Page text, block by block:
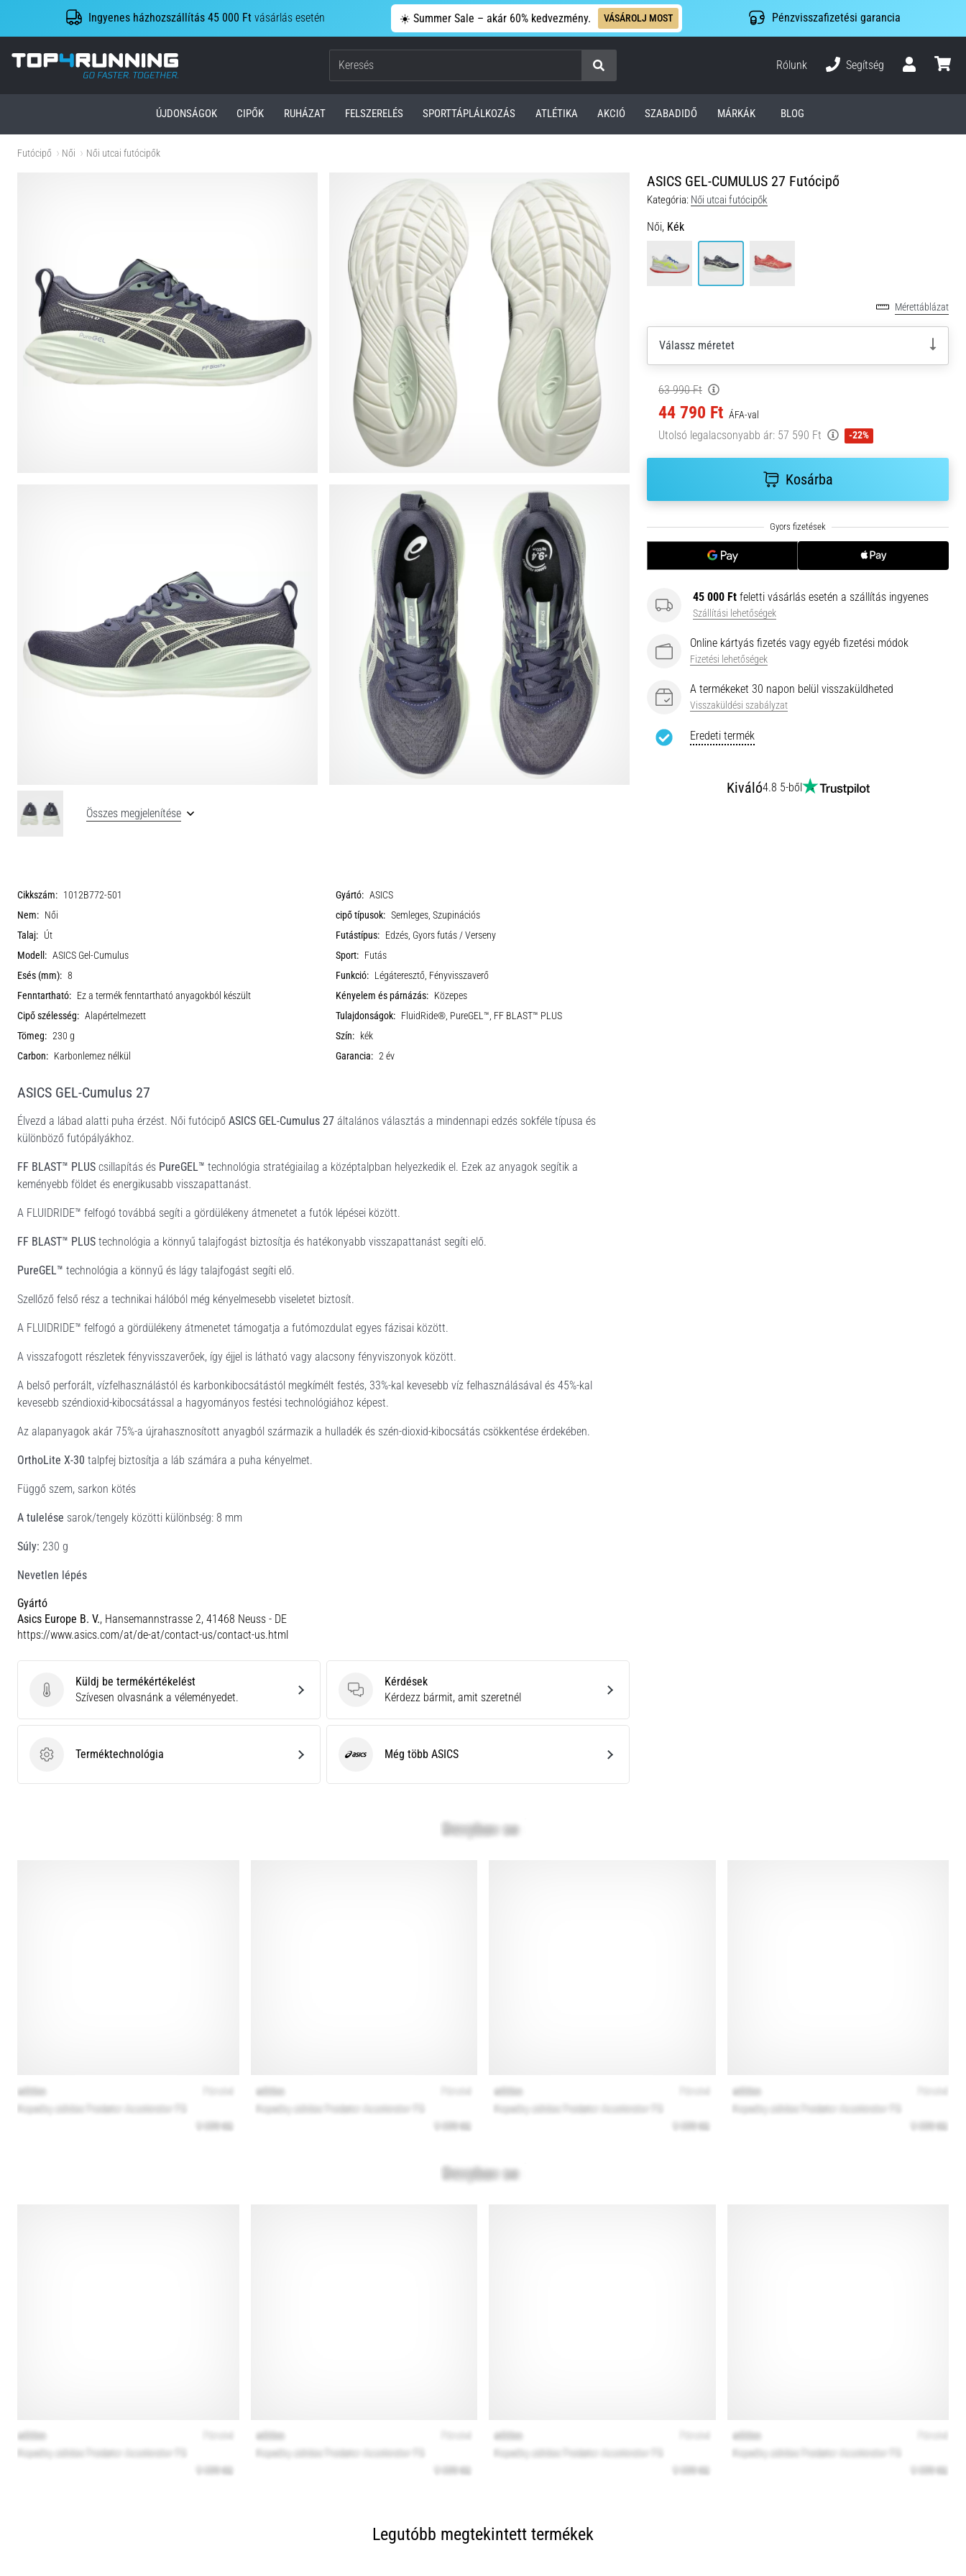
Ingyenes házhozszállítás 45 000 Ft vásárlás esetén ☀️ Summer Sale – akár 60% kedvezmény. VÁSÁROLJ MOST Pénzvisszafizetési garancia
Top4Running.hu
Keresés
Rólunk
Segítség
ÚJDONSÁGOK CIPŐK RUHÁZAT FELSZERELÉS SPORTTÁPLÁLKOZÁS ATLÉTIKA AKCIÓ SZABADIDŐ MÁRKÁK BLOG
Futócipő Női Női utcai futócipők
ASICS GEL-CUMULUS 27 Futócipő
Kategória: Női utcai futócipők
Női, Kék
Mérettáblázat
Válassz méretet
63 990 Ft
44 790 Ft ÁFA-val
Utolsó legalacsonyabb ár: 57 590 Ft -22%
Kosárba
45 000 Ft feletti vásárlás esetén a szállítás ingyenes
Szállítási lehetőségek
Online kártyás fizetés vagy egyéb fizetési módok
Fizetési lehetőségek
A termékeket 30 napon belül visszaküldheted
Visszaküldési szabályzat
Eredeti termék
Kiváló4.8 5-ből
Összes megjelenítése
Cikkszám: 1012B772-501 Gyártó: ASICS
Nem: Női cipő típusok: Semleges, Szupinációs
Talaj: Út Futástípus: Edzés, Gyors futás / Verseny
Modell: ASICS Gel-Cumulus Sport: Futás
Esés (mm): 8 Funkció: Légáteresztő, Fényvisszaverő
Fenntartható: Ez a termék fenntartható anyagokból készült Kényelem és párnázás: Közepes
Cipő szélesség: Alapértelmezett Tulajdonságok: FluidRide®, PureGEL™, FF BLAST™ PLUS
Tömeg: 230 g Szín: kék
Carbon: Karbonlemez nélkül Garancia: 2 év
ASICS GEL-Cumulus 27
Élvezd a lábad alatti puha érzést. Női futócipő ASICS GEL-Cumulus 27 általános választás a mindennapi edzés sokféle típusa és
különböző futópályákhoz.
FF BLAST™ PLUS csillapítás és PureGEL™ technológia stratégiailag a középtalpban helyezkedik el. Ezek az anyagok segítik a
keményebb földet és energikusabb visszapattanást.
A FLUIDRIDE™ felfogó továbbá segíti a gördülékeny átmenetet a futók lépései között.
FF BLAST™ PLUS technológia a könnyű talajfogást biztosítja és hatékonyabb visszapattanást segíti elő.
PureGEL™ technológia a könnyű és lágy talajfogást segíti elő.
Szellőző felső rész a technikai hálóból még kényelmesebb viseletet biztosít.
A FLUIDRIDE™ felfogó a gördülékeny átmenetet támogatja a futómozdulat egyes fázisai között.
A visszafogott részletek fényvisszaverőek, így éjjel is látható vagy alacsony fényviszonyok között.
A belső perforált, vízfelhasználástól és karbonkibocsátástól megkímélt festés, 33%-kal kevesebb víz felhasználásával és 45%-kal
kevesebb széndioxid-kibocsátással a hagyományos festési technológiához képest.
Az alapanyagok akár 75%-a újrahasznosított anyagból származik a hulladék és szén-dioxid-kibocsátás csökkentése érdekében.
OrthoLite X-30 talpfej biztosítja a láb számára a puha kényelmet.
Függő szem, sarkon kötés
A tulelése sarok/tengely közötti különbség: 8 mm
Súly: 230 g
Nevetlen lépés
Gyártó
Asics Europe B. V., Hansemannstrasse 2, 41468 Neuss - DE
https://www.asics.com/at/de-at/contact-us/contact-us.html
Küldj be termékértékelést
Küldj be termékértékelést
Szívesen olvasnánk a véleményedet.
Kérdések
Kérdések
Kérdezz bármit, amit szeretnél
Terméktechnológia
Terméktechnológia ASICS Még több ASICS
Legutóbb megtekintett termékek